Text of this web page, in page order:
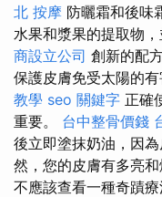
北 按摩 防曬霜和後味
水果和漿果的提取物
商設立公司 創新的配
保護皮膚免受太陽的
教學 seo 關鍵字 正確
重要。 台中整骨價錢
後立即塗抹奶油，因
然，您的皮膚有多亮
不應該查看一種奇蹟